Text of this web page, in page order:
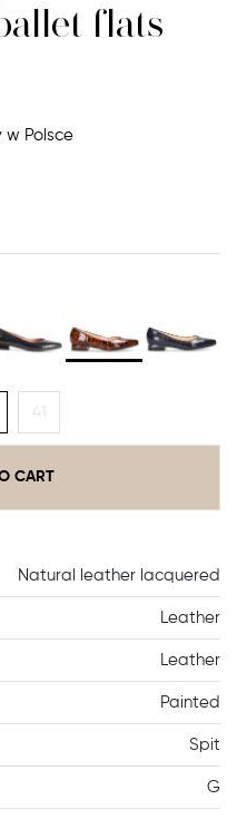
flats
w Polsce
41
CART
Natural leather lacquered
Leather
Leather
Painted
Spit
G